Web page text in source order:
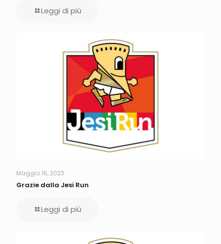
Leggi di più
Maggio 16, 2023
Grazie dalla Jesi Run
Leggi di più